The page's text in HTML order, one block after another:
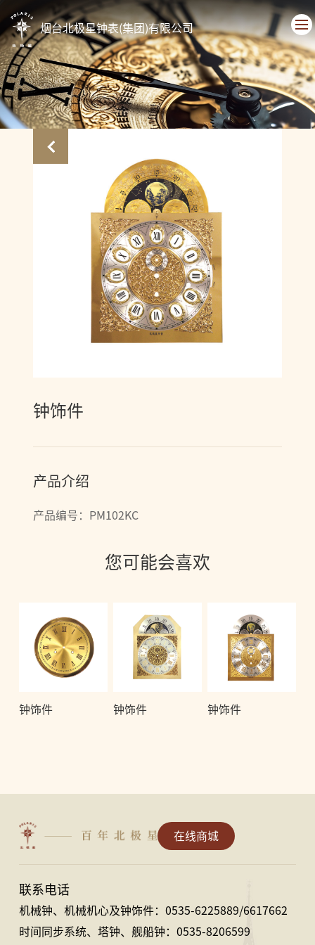
烟台北极星钟表(集团)有限公司
钟饰件
产品介绍
产品编号：PM102KC
您可能会喜欢
钟饰件 钟饰件 钟饰件
在线商城
联系电话
机械钟、机械机心及钟饰件：0535-6225889/6617662
时间同步系统、塔钟、舰船钟：0535-8206599